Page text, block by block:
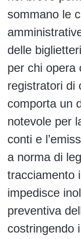
sommano le
delle
per chi opera
registratori di
comporta un
notevole per
conti e
a norma di
tracciamento
impedisce
preventiva
costringendo